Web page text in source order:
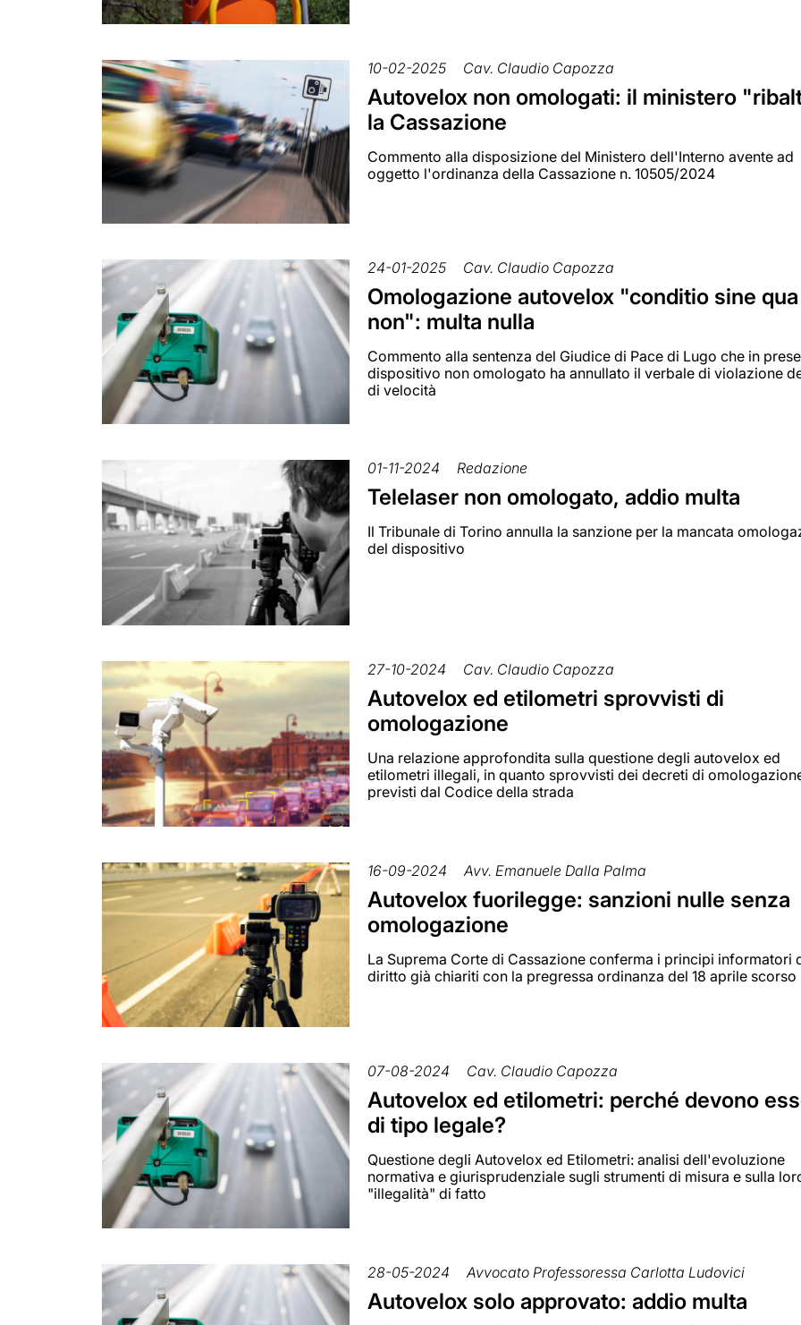
10-02-2025 Cav. Claudio Capozza
Autovelox non omologati: il ministero
la Cassazione
Commento alla disposizione del Ministero dell'Interno avente ad
oggetto l'ordinanza della Cassazione n. 10505/2024
24-01-2025 Cav. Claudio Capozza
Omologazione autovelox "conditio sine qua
non": multa nulla
Commento alla sentenza del Giudice di Pace di Lugo che in
dispositivo non omologato ha annullato il verbale di violazione
di velocità
01-11-2024 Redazione
Telelaser non omologato, addio multa
Il Tribunale di Torino annulla la sanzione per la mancata
del dispositivo
27-10-2024 Cav. Claudio Capozza
Autovelox ed etilometri sprovvisti di
omologazione
Una relazione approfondita sulla questione degli autovelox ed
etilometri illegali, in quanto sprovvisti dei decreti di
previsti dal Codice della strada
16-09-2024 Avv. Emanuele Dalla Palma
Autovelox fuorilegge: sanzioni nulle senza
omologazione
La Suprema Corte di Cassazione conferma i principi informatori
diritto già chiariti con la pregressa ordinanza del 18 aprile scorso
07-08-2024 Cav. Claudio Capozza
Autovelox ed etilometri: perché devono
di tipo legale?
Questione degli Autovelox ed Etilometri: analisi dell'evoluzione
normativa e giurisprudenziale sugli strumenti di misura e sulla
"illegalità" di fatto
28-05-2024 Avvocato Professoressa Carlotta Ludovici
Autovelox solo approvato: addio multa